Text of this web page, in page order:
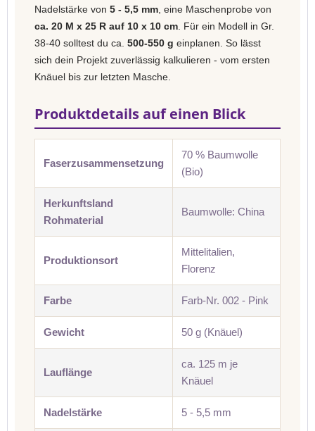
Nadelstärke von 5 - 5,5 mm , eine Maschenprobe von
ca. 20 M x 25 R auf 10 x 10 cm . Für ein Modell in Gr.
38-40 solltest du ca. 500-550 g einplanen. So lässt
sich dein Projekt zuverlässig kalkulieren - vom ersten
Knäuel bis zur letzten Masche.
Produktdetails auf einen Blick
Faserzusammensetzung
70 % Baumwolle
(Bio)
Herkunftsland
Rohmaterial
Baumwolle: China
Produktionsort
Mittelitalien,
Florenz
Farbe Farb-Nr. 002 - Pink
Gewicht 50 g (Knäuel)
Lauflänge
ca. 125 m je
Knäuel
Nadelstärke 5 - 5,5 mm